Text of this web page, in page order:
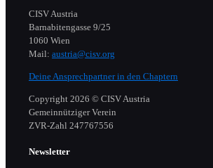
CISV Austria
Barnabitengasse 9/25
1060 Wien
Mail: austria@cisv.org
Deine Ansprechpartner in den Chaptern
Copyright 2026 © CISV Austria
Gemeinnütziger Verein
​ZVR-Zahl 247767556
Newsletter